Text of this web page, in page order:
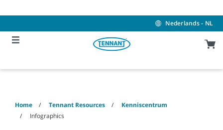
to
to
menu
Nederlands - NL
Home Tennant Resources
Kenniscentrum
Infographics